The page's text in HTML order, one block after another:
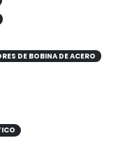
DE BOBINA DE ACERO